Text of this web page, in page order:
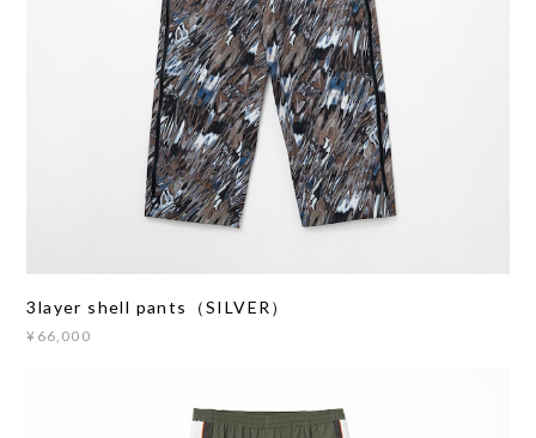
3layer shell pants（SILVER）
¥66,000